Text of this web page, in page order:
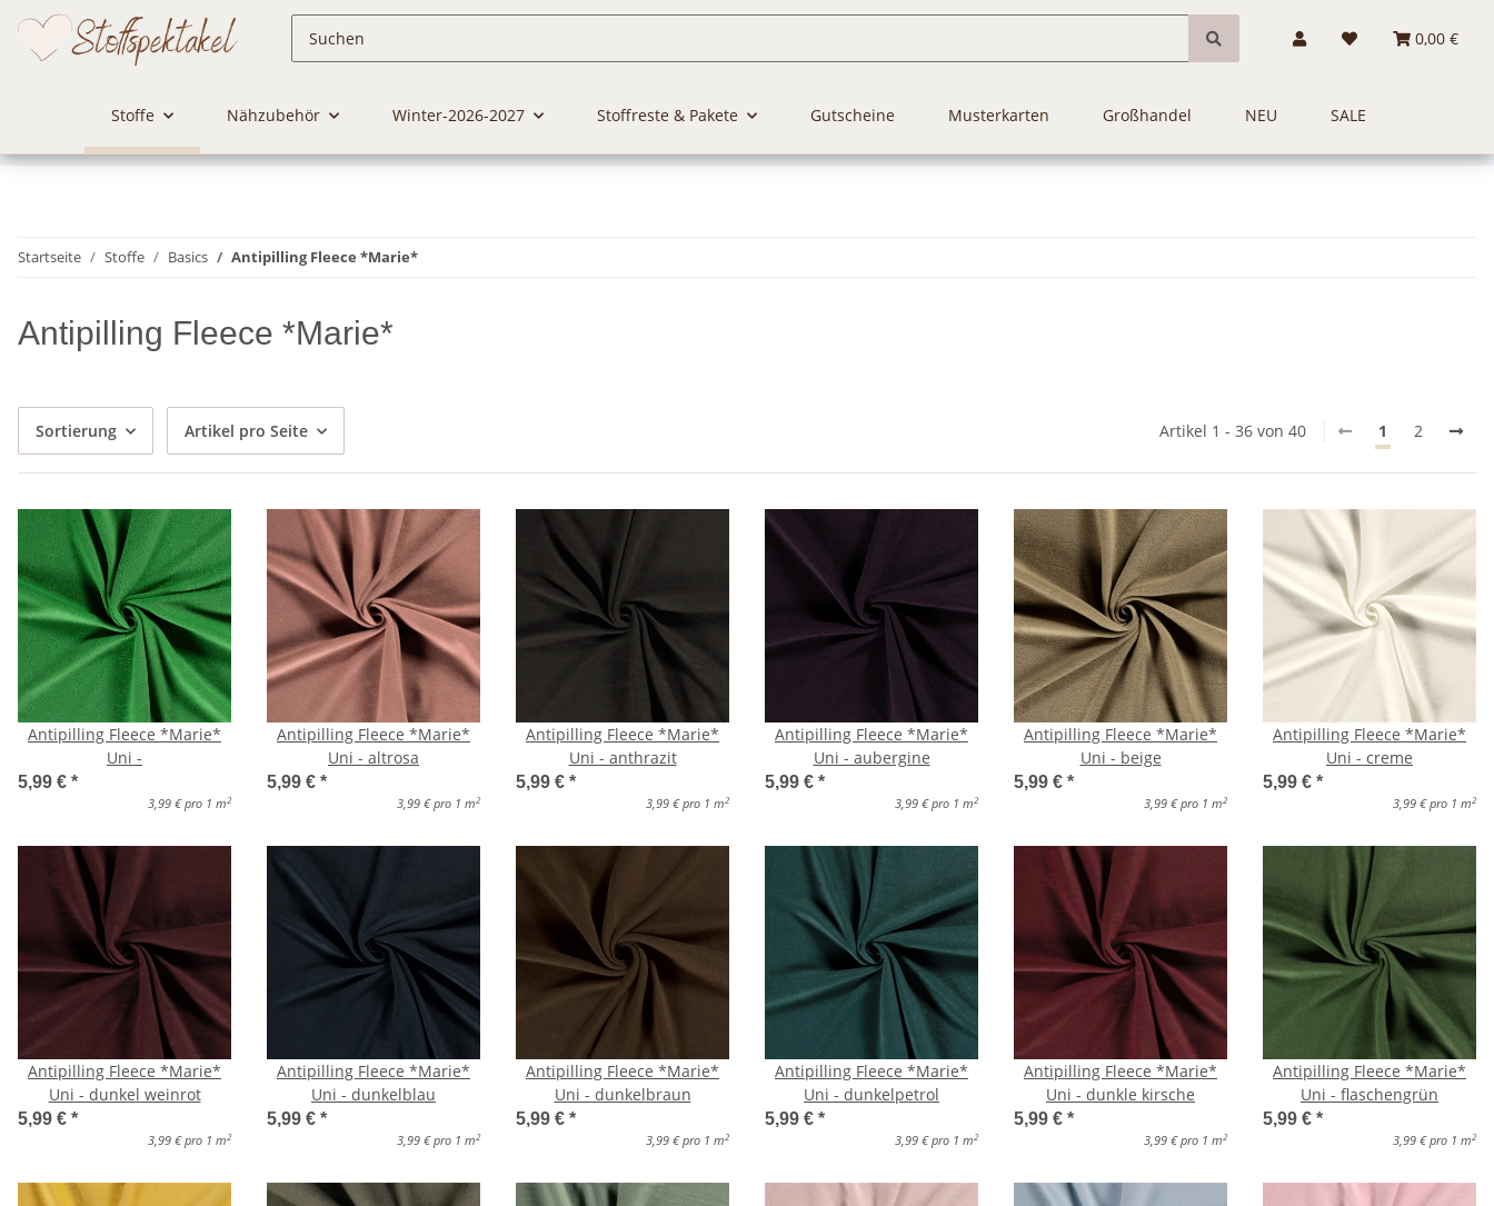
0,00 €
Stoffe Nähzubehör Winter-2026-2027 Stoffreste & Pakete Gutscheine Musterkarten Großhandel NEU SALE
Startseite Stoffe Basics Antipilling Fleece *Marie*
Antipilling Fleece *Marie*
Sortierung Artikel pro Seite Artikel 1 - 36 von 40 1 2
Antipilling Fleece *Marie*
Uni -
5,99 € *
3,99 € pro 1 m2
Antipilling Fleece *Marie*
Uni - altrosa
5,99 € *
3,99 € pro 1 m2
Antipilling Fleece *Marie*
Uni - anthrazit
5,99 € *
3,99 € pro 1 m2
Antipilling Fleece *Marie*
Uni - aubergine
5,99 € *
3,99 € pro 1 m2
Antipilling Fleece *Marie*
Uni - beige
5,99 € *
3,99 € pro 1 m2
Antipilling Fleece *Marie*
Uni - creme
5,99 € *
3,99 € pro 1 m2
Antipilling Fleece *Marie*
Uni - dunkel weinrot
5,99 € *
3,99 € pro 1 m2
Antipilling Fleece *Marie*
Uni - dunkelblau
5,99 € *
3,99 € pro 1 m2
Antipilling Fleece *Marie*
Uni - dunkelbraun
5,99 € *
3,99 € pro 1 m2
Antipilling Fleece *Marie*
Uni - dunkelpetrol
5,99 € *
3,99 € pro 1 m2
Antipilling Fleece *Marie*
Uni - dunkle kirsche
5,99 € *
3,99 € pro 1 m2
Antipilling Fleece *Marie*
Uni - flaschengrün
5,99 € *
3,99 € pro 1 m2